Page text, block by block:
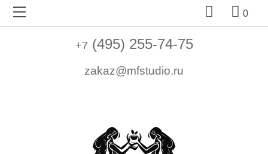
  0
+7 (495) 255-74-75
zakaz@mfstudio.ru